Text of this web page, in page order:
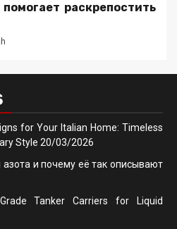
раскрепостить
for Your Italian Home: Timeless
Style 20/03/2026
азота и почему её так описывают
Tanker Carriers for Liquid